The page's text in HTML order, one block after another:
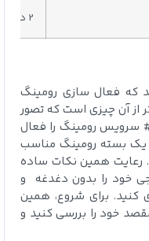
2 دستگاه
که فعال سازی رومینگ
از آن چیزی است که تصور
قبل از سفر حتماً با کد 11111# سرویس رومینگ را فعال
یک بسته رومینگ مناسب
رعایت همین نکات ساده
خود را بدون دغدغه و
کنید. برای شروع، همین
خود را بررسی کنید و